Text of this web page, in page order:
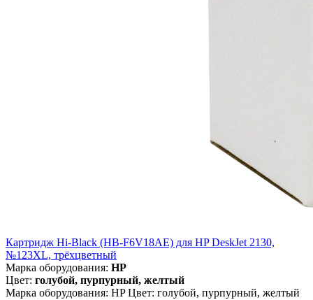
Картридж Hi-Black (HB-F6V18AE) для HP DeskJet 2130,
№123XL, трёхцветный
Марка оборудования: HP
Цвет: голубой, пурпурный, желтый
Марка оборудования: HP Цвет: голубой, пурпурный, желтый